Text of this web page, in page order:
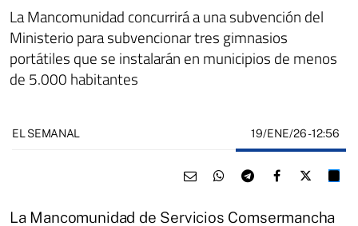
La Mancomunidad concurrirá a una subvención del
Ministerio para subvencionar tres gimnasios
portátiles que se instalarán en municipios de menos
de 5.000 habitantes
EL SEMANAL 19/ENE/26- 12:56
La Mancomunidad de Servicios Comsermancha